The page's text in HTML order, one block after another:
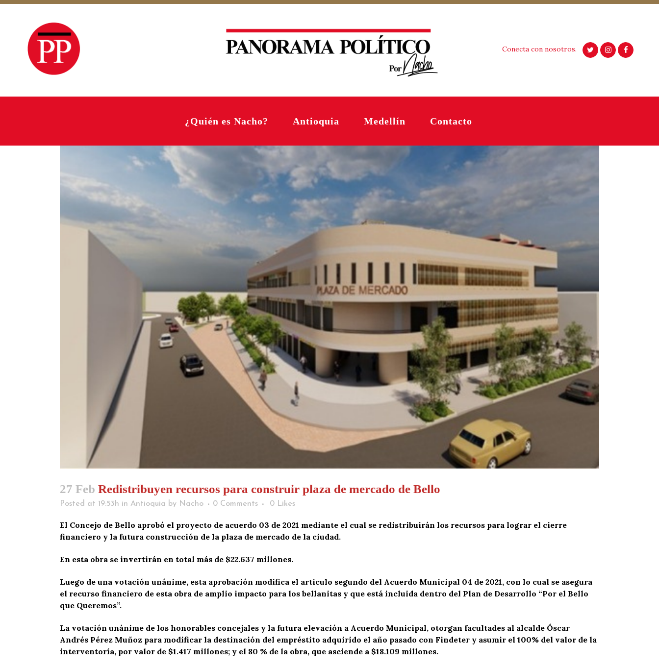
Conecta con nosotros.
¿Quién es Nacho? Antioquia Medellín Contacto
27 Feb Redistribuyen recursos para construir plaza de mercado de Bello
Posted at 19:53h in Antioquia by Nacho 0 Comments 0 Likes
El Concejo de Bello aprobó el proyecto de acuerdo 03 de 2021 mediante el cual se redistribuirán los recursos para lograr el cierre
financiero y la futura construcción de la plaza de mercado de la ciudad.
En esta obra se invertirán en total más de $22.637 millones.
Luego de una votación unánime, esta aprobación modifica el artículo segundo del Acuerdo Municipal 04 de 2021, con lo cual se asegura
el recurso financiero de esta obra de amplio impacto para los bellanitas y que está incluida dentro del Plan de Desarrollo “Por el Bello
que Queremos”.
La votación unánime de los honorables concejales y la futura elevación a Acuerdo Municipal, otorgan facultades al alcalde Óscar
Andrés Pérez Muñoz para modificar la destinación del empréstito adquirido el año pasado con Findeter y asumir el 100% del valor de la
interventoría, por valor de $1.417 millones; y el 80 % de la obra, que asciende a $18.109 millones.